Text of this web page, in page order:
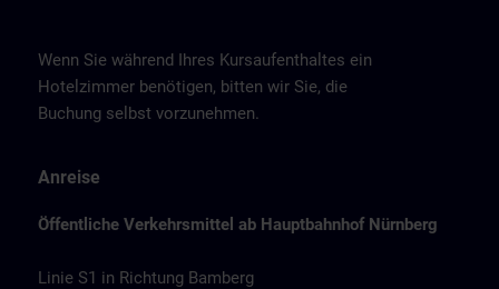
Wenn Sie während Ihres Kursaufenthaltes ein
Hotelzimmer benötigen, bitten wir Sie, die
Buchung selbst vorzunehmen.
Anreise
Öffentliche Verkehrsmittel ab Hauptbahnhof Nürnberg
Linie S1 in Richtung Bamberg